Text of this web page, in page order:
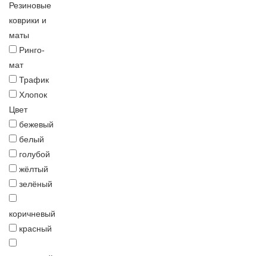
Резиновые
коврики и
маты
Ринго-
мат
Трафик
Хлопок
Цвет
бежевый
белый
голубой
жёлтый
зелёный
коричневый
красный